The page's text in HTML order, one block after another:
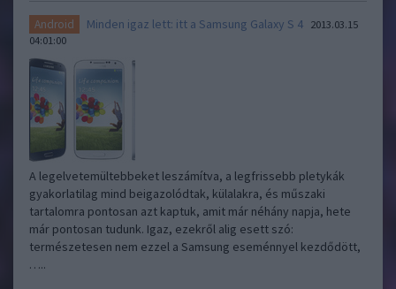
Android Minden igaz lett: itt a Samsung Galaxy S 4 2013.03.15
04:01:00
A legelvetemültebbeket leszámítva, a legfrissebb pletykák
gyakorlatilag mind beigazolódtak, külalakra, és műszaki
tartalomra pontosan azt kaptuk, amit már néhány napja, hete
már pontosan tudunk. Igaz, ezekről alig esett szó:
természetesen nem ezzel a Samsung eseménnyel kezdődött,
…..